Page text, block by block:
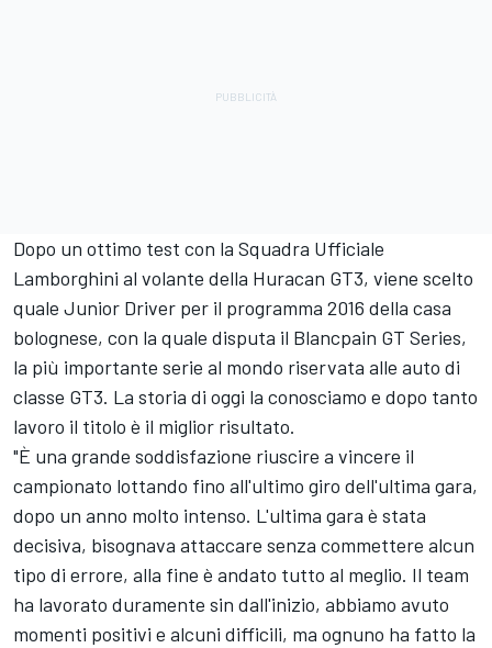
Dopo un ottimo test con la Squadra Ufficiale
Lamborghini al volante della Huracan GT3, viene scelto
quale Junior Driver per il programma 2016 della casa
bolognese, con la quale disputa il Blancpain GT Series,
la più importante serie al mondo riservata alle auto di
classe GT3. La storia di oggi la conosciamo e dopo tanto
lavoro il titolo è il miglior risultato.
"È una grande soddisfazione riuscire a vincere il
campionato lottando fino all'ultimo giro dell'ultima gara,
dopo un anno molto intenso. L'ultima gara è stata
decisiva, bisognava attaccare senza commettere alcun
tipo di errore, alla fine è andato tutto al meglio. Il team
ha lavorato duramente sin dall'inizio, abbiamo avuto
momenti positivi e alcuni difficili, ma ognuno ha fatto la